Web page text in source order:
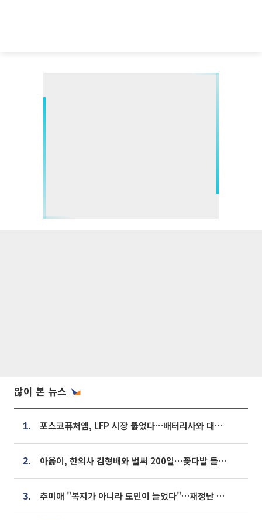
많이 본 뉴스
1. 포스코퓨처엠, LFP 시장 뚫었다…배터리사와 대규모 장기 공급 합의
2. 아옳이, 한의사 김형배와 벌써 200일⋯꽃다발 들고 "프러포즈 아냐"
3. 추미애 "복지가 아니라 도민이 늘었다"…재정난 책임론 정면돌파